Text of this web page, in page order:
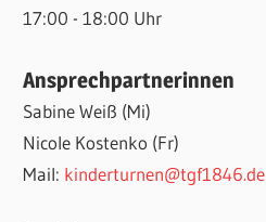
17:00 - 18:00 Uhr
Ansprechpartnerinnen
Sabine Weiß (Mi)
Nicole Kostenko (Fr)
Mail: kinderturnen@tgf1846.de